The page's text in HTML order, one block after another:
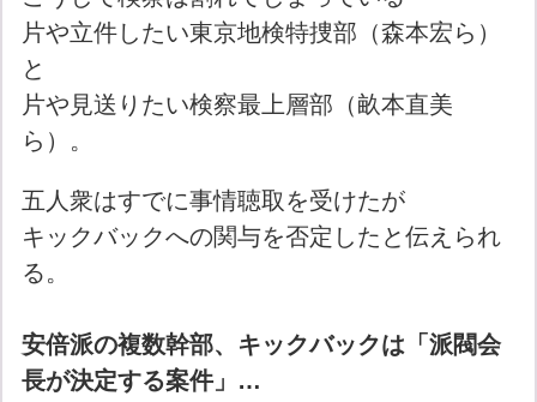
片や立件したい東京地検特捜部（森本宏ら）
と
片や見送りたい検察最上層部（畝本直美
ら）。
五人衆はすでに事情聴取を受けたが
キックバックへの関与を否定したと伝えられ
る。
安倍派の複数幹部、キックバックは「派閥会
長が決定する案件」…